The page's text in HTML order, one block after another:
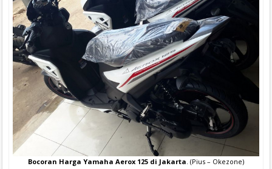
Bocoran Harga Yamaha Aerox 125 di Jakarta. (Pius – Okezone)